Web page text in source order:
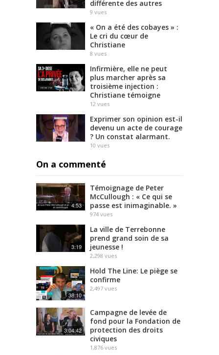
différente des autres
9 vues
« On a été des cobayes » :
Le cri du cœur de
Christiane
8 vues
Infirmière, elle ne peut
plus marcher après sa
troisième injection :
Christiane témoigne
12 vues
Exprimer son opinion est-il
devenu un acte de courage
? Un constat alarmant.
10 vues
On a commenté
4:53
Témoignage de Peter
McCullough : « Ce qui se
passe est inimaginable. »
974 vues
3:19
La ville de Terrebonne
prend grand soin de sa
jeunesse !
2,298 vues
38:10
Hold The Line: Le piège se
confirme
2,497 vues
3:04:42
Campagne de levée de
fond pour la Fondation de
protection des droits
civiques
1,876 vues